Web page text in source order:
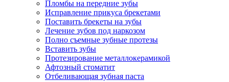
Пломбы на передние зубы
Исправление прикуса брекетами
Поставить брекеты на зубы
Лечение зубов под наркозом
Полно съемные зубные протезы
Вставить зубы
Протезирование металлокерамикой
Афтозный стоматит
Отбеливающая зубная паста